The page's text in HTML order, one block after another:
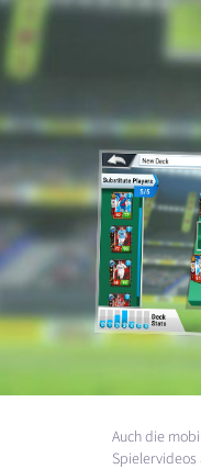
Auch die
Spielervideos